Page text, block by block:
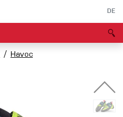
DE
Havoc